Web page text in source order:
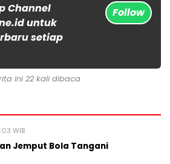
Channel
untuk
setiap
Follow
ini 22 kali dibaca
WIB
Jemput Bola Tangani